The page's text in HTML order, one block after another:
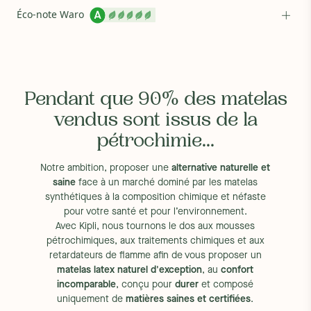
5 cm de latex 100% naturel
- Enveloppe externe : tissu 320 g/m2 composé de 39% de
Tencel® et 61% de coton bio
- Enveloppe interne : 100% tissu en coton bio
- Garnissage moelleux en 100% laine (500 g/m2)
2 poignées sont disposées de chaque côté afin de faciliter son
déplacement
Traitement : Le matelas Premium est dépourvu de traitements
chimiques, potentiellement nocifs pour la santé
Déhoussable facilement grâce à une fermeture
éclair pour effectuer un lavage à sec. Optimisez sa durée de
vie en inversant le côté tête et pieds à chaque saison pour
limiter l'affaissement
Compatibilité : - Compatible avec tous les sommiers
électriques, les sommiers à lattes recouvertes ou non, flexibles
ou rigides
Éco-note Waro
Pendant que 90% des matelas
vendus sont issus de la
pétrochimie...
Notre ambition, proposer unealternative naturelle et
saineface à un marché dominé par les matelas
synthétiques à la composition chimique et néfaste
pour votre santé et pour l’environnement.
Avec Kipli, nous tournons le dos aux mousses
pétrochimiques, aux traitements chimiques et aux
retardateurs de flamme afin de vous proposer un
matelas latex naturel d'exception, auconfort
incomparable, conçu pourdurer et composé
uniquement dematières saines et certifiées.